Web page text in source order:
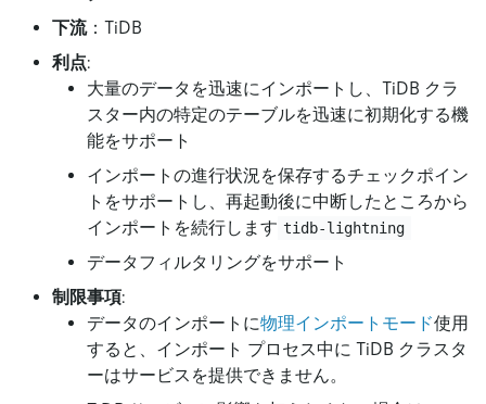
下流：TiDB
利点:
大量のデータを迅速にインポートし、TiDB クラ
スター内の特定のテーブルを迅速に初期化する機
能をサポート
インポートの進行状況を保存するチェックポイン
トをサポートし、再起動後に中断したところから
インポートを続行します tidb-lightning
データフィルタリングをサポート
制限事項:
データのインポートに物理インポートモード使用
すると、インポート プロセス中に TiDB クラスタ
ーはサービスを提供できません。